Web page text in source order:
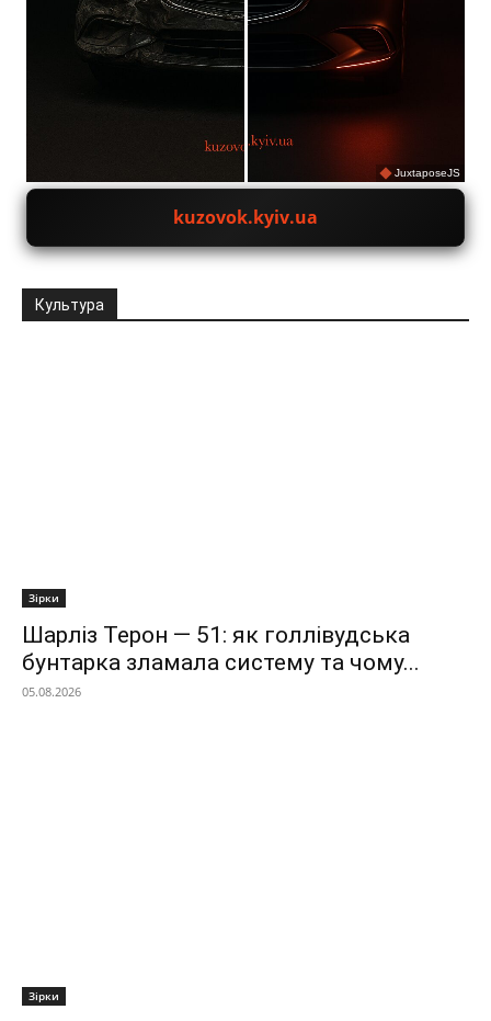
JuxtaposeJS
kuzovok.kyiv.ua
Культура
Зірки
Шарліз Терон — 51: як голлівудська
бунтарка зламала систему та чому...
05.08.2026
Зірки